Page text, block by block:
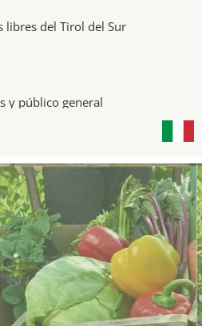
libres del Tirol del Sur
y público general